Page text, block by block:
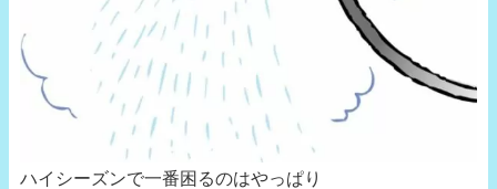
ハイシーズンで一番困るのはやっぱり